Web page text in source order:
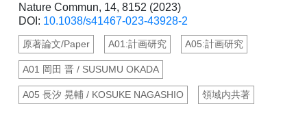
Nature Commun, 14, 8152 (2023)
DOI: 10.1038/s41467-023-43928-2
原著論文/Paper A01:計画研究 A05:計画研究
A01 岡田 晋 / SUSUMU OKADA
A05 長汐 晃輔 / KOSUKE NAGASHIO 領域内共著